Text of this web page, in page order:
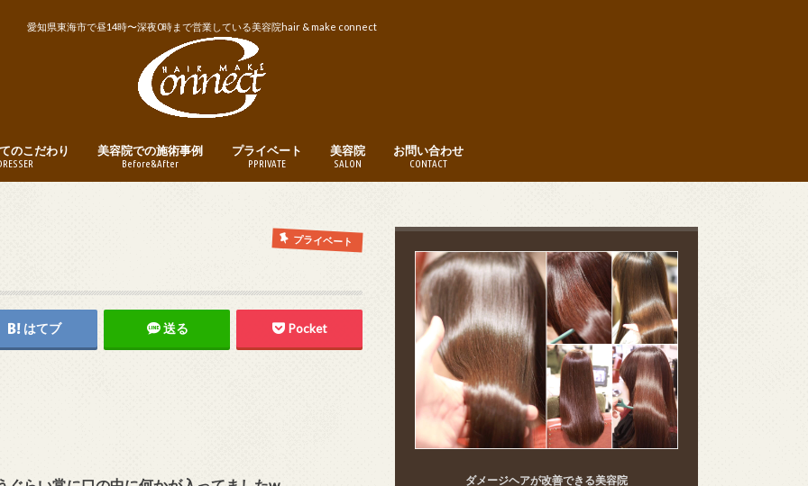
愛知県東海市で昼14時〜深夜0時まで営業している美容院hair & make connect
のこだわり 美容院での施術事例
Before&After
プライベート
PPRIVATE
美容院
SALON
お問い合わせ
CONTACT
プライベート
はてブ 送る Pocket
ダメージヘアが改善できる美容院